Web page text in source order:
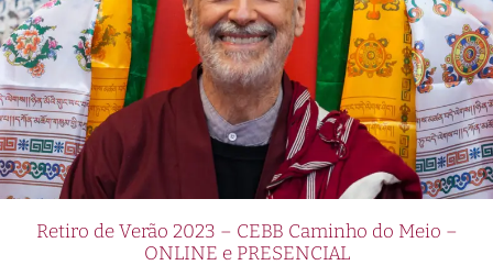
Retiro de Verão 2023 – CEBB Caminho do Meio –
ONLINE e PRESENCIAL